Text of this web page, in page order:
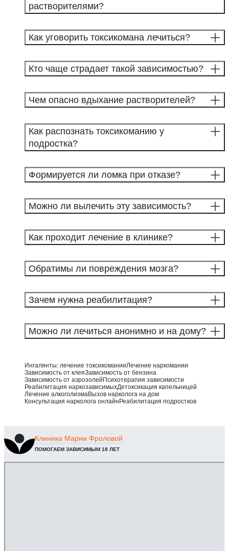
растворителями?
Как уговорить токсикомана лечиться?
Кто чаще страдает такой зависимостью?
Чем опасно вдыхание растворителей?
Как распознать токсикоманию у
подростка?
Формируется ли ломка при отказе?
Можно ли вылечить эту зависимость?
Как проходит лечение в клинике?
Обратимы ли повреждения мозга?
Зачем нужна реабилитация?
Можно ли лечиться анонимно и на дому?
Ингалянты: лечение токсикоманииЛечение наркомании
Зависимость от клеяЗависимость от бензина
Зависимость от аэрозолей Психотерапия зависимости
Реабилитация наркозависимыхДетоксикация капельницей
Лечение алкоголизмаВызов нарколога на дом
Консультация нарколога онлайн Реабилитация подростков
Клиника Марии Фроловой
ПОМОГАЕМ ЗАВИСИМЫМ 18 ЛЕТ